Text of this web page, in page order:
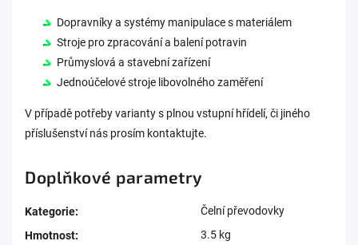
Dopravníky a systémy manipulace s materiálem
Stroje pro zpracování a balení potravin
Průmyslová a stavební zařízení
Jednoúčelové stroje libovolného zaměření
V případě potřeby varianty s plnou vstupní hřídelí, či jiného
příslušenství nás prosím kontaktujte.
Doplňkové parametry
Kategorie:
Čelní převodovky
Hmotnost:
3.5 kg